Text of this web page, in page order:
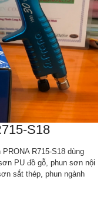
S18
R715-S18 dùng
PU đồ gỗ, phun sơn nội
sắt thép, phun ngành